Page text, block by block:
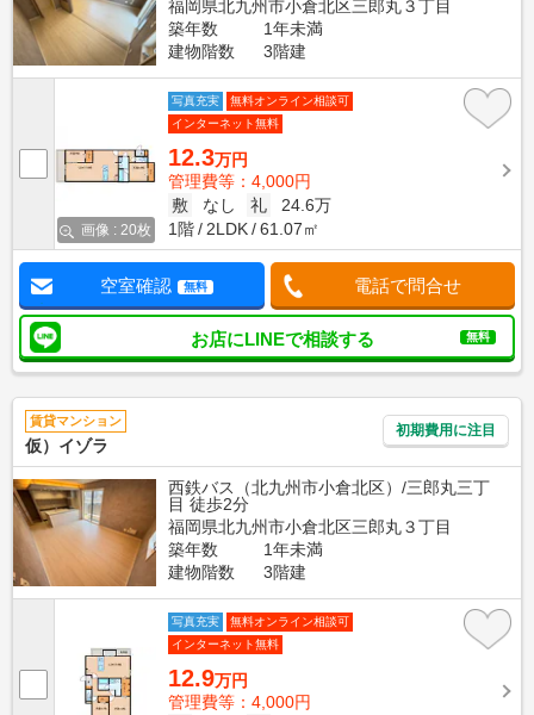
福岡県北九州市小倉北区三郎丸３丁目
築年数
1年未満
建物階数
3階建
画像 : 20枚
写真充実
無料オンライン相談可
インターネット無料
12.3万円
管理費等：4,000円
敷
なし 礼
24.6万
1階
2LDK 61.07㎡
空室確認 無料 電話で問合せ
お店にLINEで相談する 無料
賃貸マンション
仮）イゾラ
初期費用に注目
西鉄バス（北九州市小倉北区）/三郎丸三丁
目 徒歩2分
福岡県北九州市小倉北区三郎丸３丁目
築年数
1年未満
建物階数
3階建
写真充実
無料オンライン相談可
インターネット無料
12.9万円
管理費等：4,000円